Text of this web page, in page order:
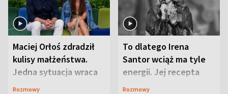
Maciej Orłoś zdradził
kulisy małżeństwa.
Jedna sytuacja wraca
jak bumerang
Rozmowy
To dlatego Irena
Santor wciąż ma tyle
energii. Jej recepta
jest zaskakująco
Rozmowy